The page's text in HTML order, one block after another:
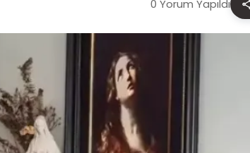
0 Yorum Yapıldı